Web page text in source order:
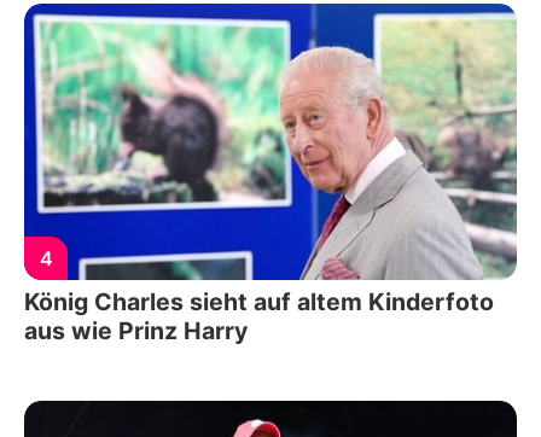
4
König Charles sieht auf altem Kinderfoto
aus wie Prinz Harry